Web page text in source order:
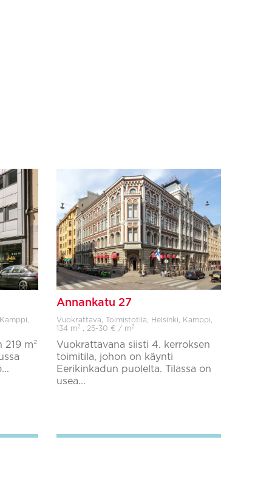
219 m²
Annankatu 27
Vuokrattava, Toimistotila, Helsinki, Kamppi,
134 m2, 25-30 € / m2
Vuokrattavana siisti 4. kerroksen
toimitila, johon on käynti
Eerikinkadun puolelta. Tilassa on
usea...